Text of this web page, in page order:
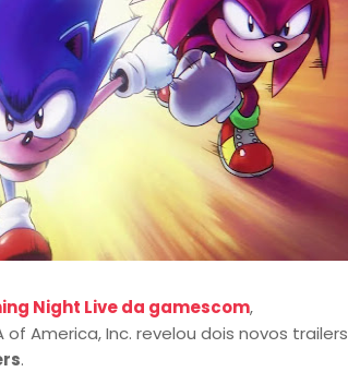
Night Live da gamescom,
America, Inc. revelou dois novos trailers
.